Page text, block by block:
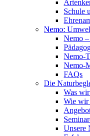
Schule
Nemo:
Nemo
Nemo-
Nemo-
FAQs
Die
Was
Wie wir
Unsere